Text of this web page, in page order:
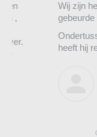
Wij zijn heel
gebeurde heel
Ondertussen
heeft hij reeds
De
Dany